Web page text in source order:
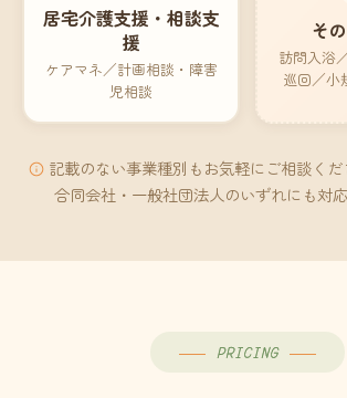
居宅介護支援・相談支
援
ケアマネ／計画相談・障害
児相談
そ
訪問入浴
巡回／小
記載のない事業種別もお気軽にご相談くだ
合同会社・一般社団法人のいずれにも対応
PRICING